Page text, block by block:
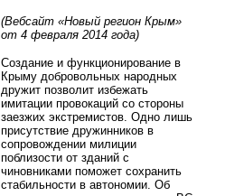
(Вебсайт «Новый регион Крым»
от 4 февраля 2014 года)
Создание и функционирование в
Крыму добровольных народных
дружит позволит избежать
имитации провокаций со стороны
заезжих экстремистов. Одно лишь
присутствие дружинников в
сопровождении милиции
поблизости от зданий с
чиновниками поможет сохранить
стабильности в автономии. Об